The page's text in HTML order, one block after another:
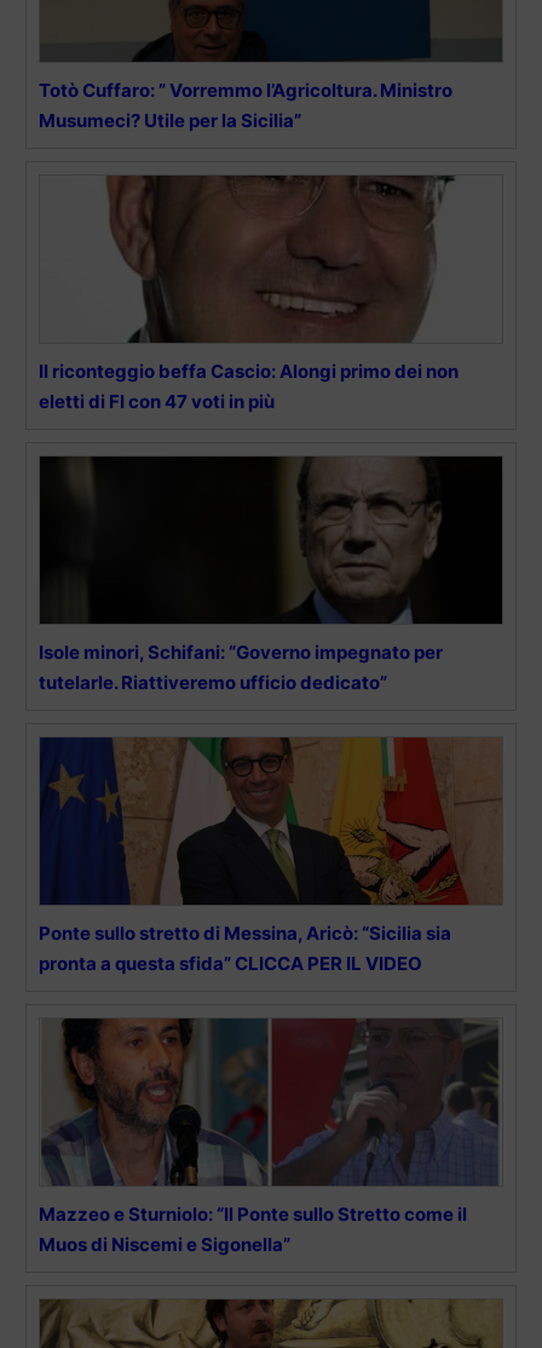
Totò Cuffaro: ” Vorremmo l’Agricoltura. Ministro
Musumeci? Utile per la Sicilia”
Il riconteggio beffa Cascio: Alongi primo dei non
eletti di FI con 47 voti in più
Isole minori, Schifani: “Governo impegnato per
tutelarle. Riattiveremo ufficio dedicato”
Ponte sullo stretto di Messina, Aricò: “Sicilia sia
pronta a questa sfida” CLICCA PER IL VIDEO
Mazzeo e Sturniolo: “Il Ponte sullo Stretto come il
Muos di Niscemi e Sigonella”